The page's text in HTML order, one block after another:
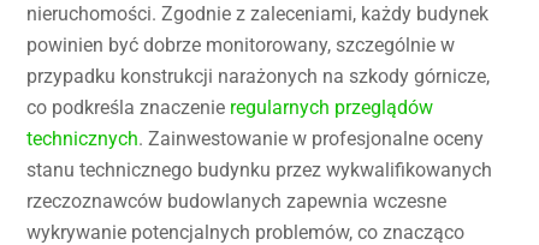
nieruchomości. Zgodnie z zaleceniami, każdy budynek
powinien być dobrze monitorowany, szczególnie w
przypadku konstrukcji narażonych na szkody górnicze,
co podkreśla znaczenie regularnych przeglądów
technicznych. Zainwestowanie w profesjonalne oceny
stanu technicznego budynku przez wykwalifikowanych
rzeczoznawców budowlanych zapewnia wczesne
wykrywanie potencjalnych problemów, co znacząco